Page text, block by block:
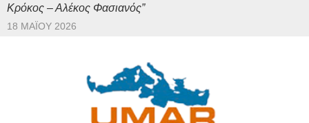
Κρόκος – Αλέκος Φασιανός”
18 ΜΑΪ́ΟΥ 2026